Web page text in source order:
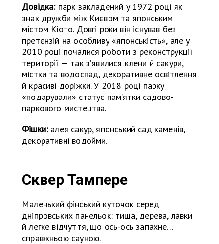
Довідка: парк закладений у 1972 році як
знак дружби між Києвом та японським
містом Кіото. Довгі роки він існував без
претензій на особливу «японськість», але у
2010 році почалися роботи з реконструкції
території — так з’явилися клени й сакури,
містки та водоспад, декоративне освітлення
й красиві доріжки. У 2018 році парку
«подарували» статус пам’ятки садово-
паркового мистецтва.
Фішки:алея сакур, японський сад каменів,
декоративні водойми.
Сквер Тампере
Маленький фінський куточок серед
дніпровських панельок: тиша, дерева, лавки
й легке відчуття, що ось-ось запахне…
справжньою сауною.